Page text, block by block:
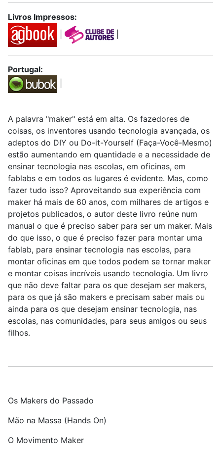
Livros Impressos:
Portugal:
A palavra "maker" está em alta. Os fazedores de
coisas, os inventores usando tecnologia avançada, os
adeptos do DIY ou Do-it-Yourself (Faça-Você-Mesmo)
estão aumentando em quantidade e a necessidade de
ensinar tecnologia nas escolas, em oficinas, em
fablabs e em todos os lugares é evidente. Mas, como
fazer tudo isso? Aproveitando sua experiência com
maker há mais de 60 anos, com milhares de artigos e
projetos publicados, o autor deste livro reúne num
manual o que é preciso saber para ser um maker. Mais
do que isso, o que é preciso fazer para montar uma
fablab, para ensinar tecnologia nas escolas, para
montar oficinas em que todos podem se tornar maker
e montar coisas incríveis usando tecnologia. Um livro
que não deve faltar para os que desejam ser makers,
para os que já são makers e precisam saber mais ou
ainda para os que desejam ensinar tecnologia, nas
escolas, nas comunidades, para seus amigos ou seus
filhos.
Os Makers do Passado
Mão na Massa (Hands On)
O Movimento Maker